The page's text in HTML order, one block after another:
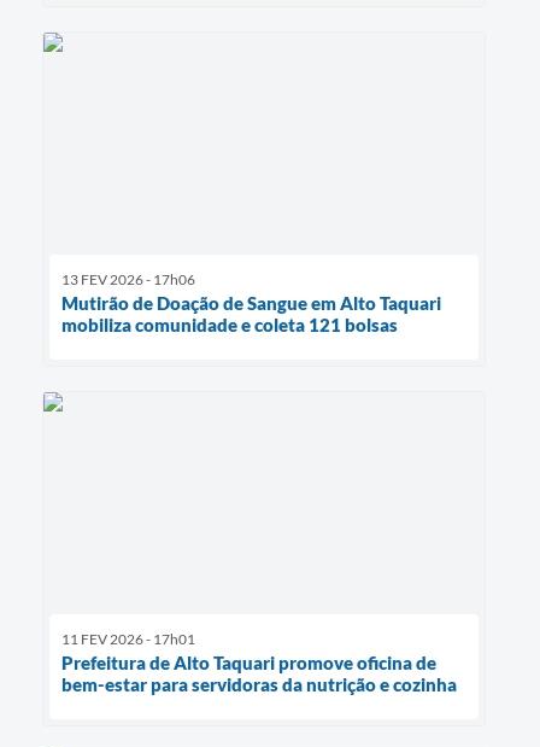
13 FEV 2026 - 17h06
Mutirão de Doação de Sangue em Alto Taquari
mobiliza comunidade e coleta 121 bolsas
11 FEV 2026 - 17h01
Prefeitura de Alto Taquari promove oficina de
bem-estar para servidoras da nutrição e cozinha